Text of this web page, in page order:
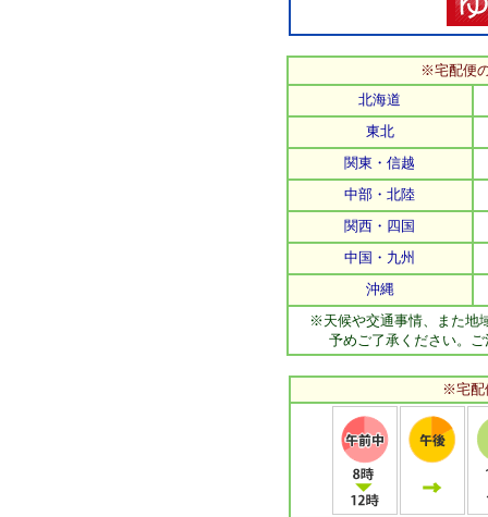
※宅配便
北海道
東北
関東・信越
中部・北陸
関西・四国
中国・九州
沖縄
※天候や交通事情、また地
予めご了承ください。
※宅配